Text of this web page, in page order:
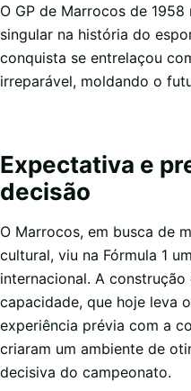
O GP de Marrocos de
singular na história do
conquista se entrelaçou
irreparável, moldando o
Expectativa e
decisão
O Marrocos, em busca de
cultural, viu na Fórmula 1
internacional. A
capacidade, que hoje leva
experiência prévia com a
criaram um ambiente de
decisiva do campeonato.